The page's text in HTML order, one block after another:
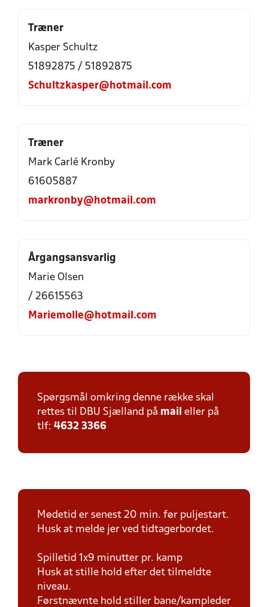
Træner
Kasper Schultz
51892875 / 51892875
Schultzkasper@hotmail.com
Træner
Mark Carlé Kronby
61605887
markronby@hotmail.com
Årgangsansvarlig
Marie Olsen
/ 26615563
Mariemolle@hotmail.com
Spørgsmål omkring denne række skal
rettes til DBU Sjælland på mail eller på
tlf: 4632 3366
Mødetid er senest 20 min. før puljestart.
Husk at melde jer ved tidtagerbordet.
Spilletid 1x9 minutter pr. kamp
Husk at stille hold efter det tilmeldte
niveau.
Førstnævnte hold stiller bane/kampleder